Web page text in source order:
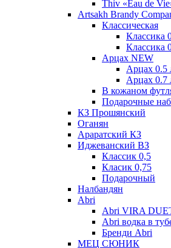
Thiv «Eau de
Artsakh Brandy
Классическая
Классика
Классика
Арцах NEW
Арцах 0.5
Арцах 0.7
В кожаном
Подарочные
КЗ Прошянский
Оганян
Араратский КЗ
Иджеванский ВЗ
Классик 0,5
Класик 0,75
Подарочный
Налбандян
Abri
Abri VIRA
Abri водка в
Бренди Abri
МЕЦ СЮНИК